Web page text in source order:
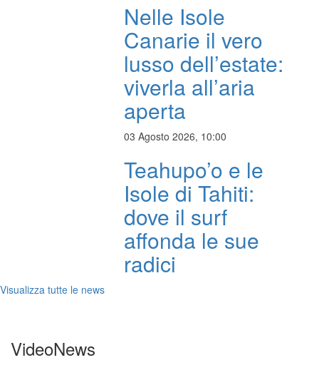
Nelle Isole
Canarie il vero
lusso dell’estate:
viverla all’aria
aperta
03 Agosto 2026, 10:00
Teahupo’o e le
Isole di Tahiti:
dove il surf
affonda le sue
radici
Visualizza tutte le news
VideoNews